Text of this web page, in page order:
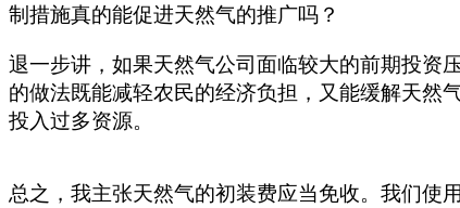
制措施真的能促进天然气的推广吗？
退一步讲，如果天然气公司面临较大的前期投资
的做法既能减轻农民的经济负担，又能缓解天然
投入过多资源。
总之，我主张天然气的初装费应当免收。我们使